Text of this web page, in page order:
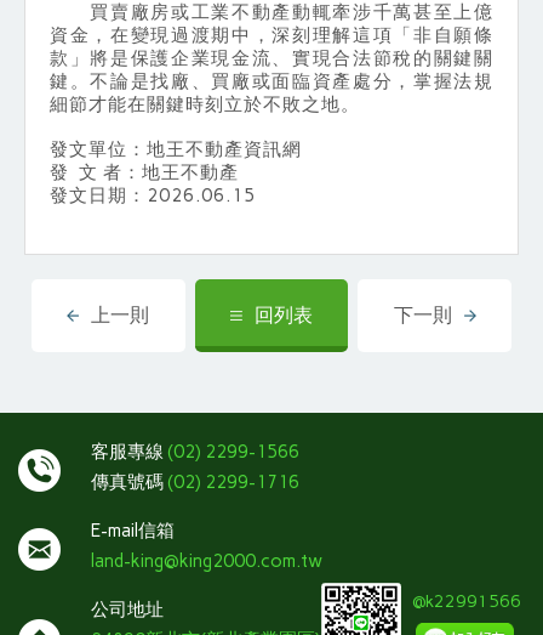
買賣廠房或工業不動產動輒牽涉千萬甚至上億
資金，在變現過渡期中，深刻理解這項「非自願條
款」將是保護企業現金流、實現合法節稅的關鍵關
鍵。不論是找廠、買廠或面臨資產處分，掌握法規
細節才能在關鍵時刻立於不敗之地。
發文單位：地王不動產資訊網
發 文 者：地王不動產
發文日期：2026.06.15
上一則 回列表 下一則
客服專線 (02) 2299-1566
傳真號碼(02) 2299-1716
E-mail信箱
land-king@king2000.com.tw
公司地址
@k22991566